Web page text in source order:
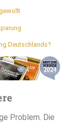
Deutschlands?
Problem. Die